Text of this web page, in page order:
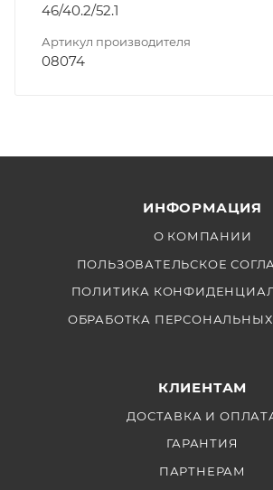
46/40.2/52.1
Артикул производителя
08074
ИНФОРМАЦИЯ
О КОМПАНИИ
ПОЛЬЗОВАТЕЛЬСКОЕ
ПОЛИТИКА
ОБРАБОТКА
КЛИЕНТАМ
ДОСТАВКА И
ГАРАНТИЯ
ПАРТНЕРАМ